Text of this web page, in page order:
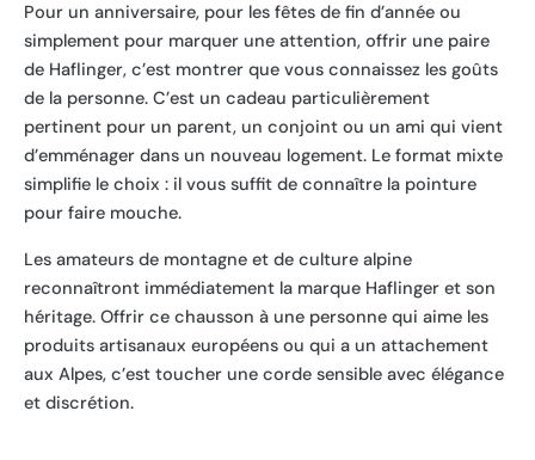
Pour un anniversaire, pour les fêtes de fin d’année ou
simplement pour marquer une attention, offrir une paire
de Haflinger, c’est montrer que vous connaissez les goûts
de la personne. C’est un cadeau particulièrement
pertinent pour un parent, un conjoint ou un ami qui vient
d’emménager dans un nouveau logement. Le format mixte
simplifie le choix : il vous suffit de connaître la pointure
pour faire mouche.
Les amateurs de montagne et de culture alpine
reconnaîtront immédiatement la marque Haflinger et son
héritage. Offrir ce chausson à une personne qui aime les
produits artisanaux européens ou qui a un attachement
aux Alpes, c’est toucher une corde sensible avec élégance
et discrétion.